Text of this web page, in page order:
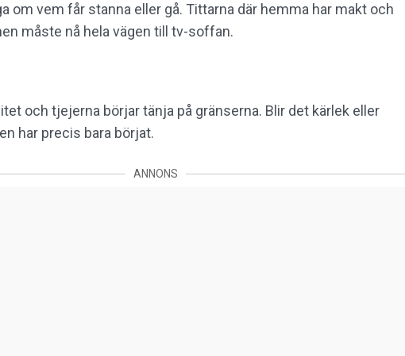
om vem får stanna eller gå. Tittarna där hemma har makt och
måste nå hela vägen till tv-soffan.
och tjejerna börjar tänja på gränserna. Blir det kärlek eller
har precis bara börjat.
ANNONS